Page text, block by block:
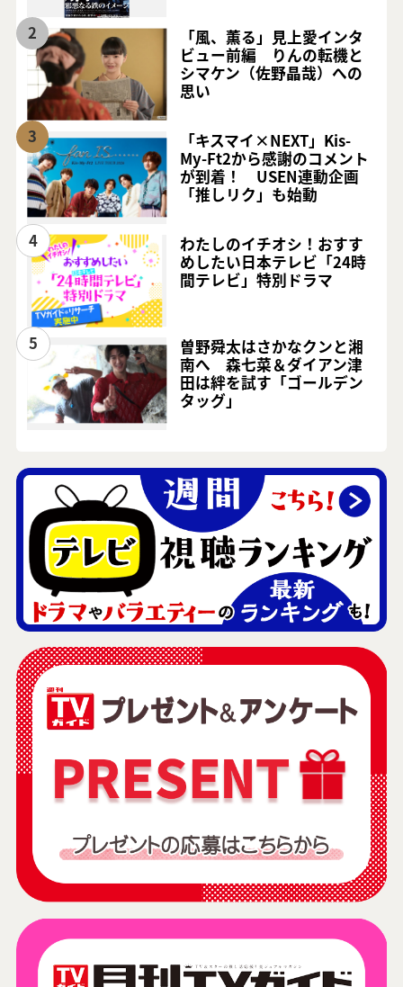
2
「風、薫る」見上愛インタ
ビュー前編 りんの転機と
シマケン（佐野晶哉）への
思い
3
「キスマイ×NEXT」Kis-
My-Ft2から感謝のコメント
が到着！ USEN連動企画
「推しリク」も始動
4
わたしのイチオシ！おすす
めしたい日本テレビ「24時
間テレビ」特別ドラマ
5
曽野舜太はさかなクンと湘
南へ 森七菜＆ダイアン津
田は絆を試す「ゴールデン
タッグ」